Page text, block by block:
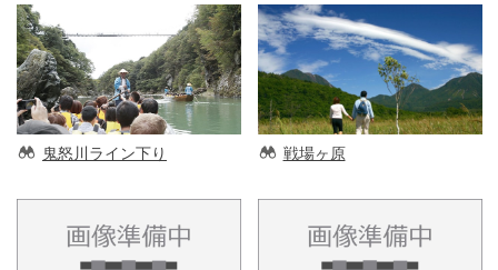
鬼怒川ライン下り 戦場ヶ原